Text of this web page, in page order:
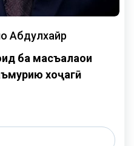
Абдулхайр
ба масъалаҳои
хоҷагӣ